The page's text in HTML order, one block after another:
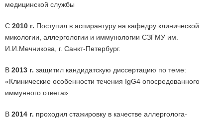
медицинской службы
С 2010 г. Поступил в аспирантуру на кафедру клинической
микологии, аллергологии и иммунологии СЗГМУ им.
И.И.Мечникова, г. Санкт-Петербург.
В 2013 г. защитил кандидатскую диссертацию по теме:
«Клинические особенности течения IgG4 опосредованного
иммунного ответа»
В 2014 г. проходил стажировку в качестве аллерголога-